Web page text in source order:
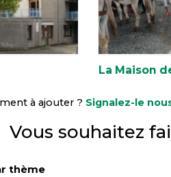
La Maison
à ajouter ? Signalez-le
Vous souhaitez
thème